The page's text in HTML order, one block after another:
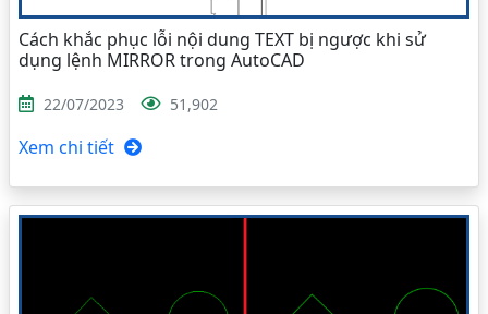
Cách khắc phục lỗi nội dung TEXT bị ngược khi sử
dụng lệnh MIRROR trong AutoCAD
22/07/2023 51,902
Xem chi tiết